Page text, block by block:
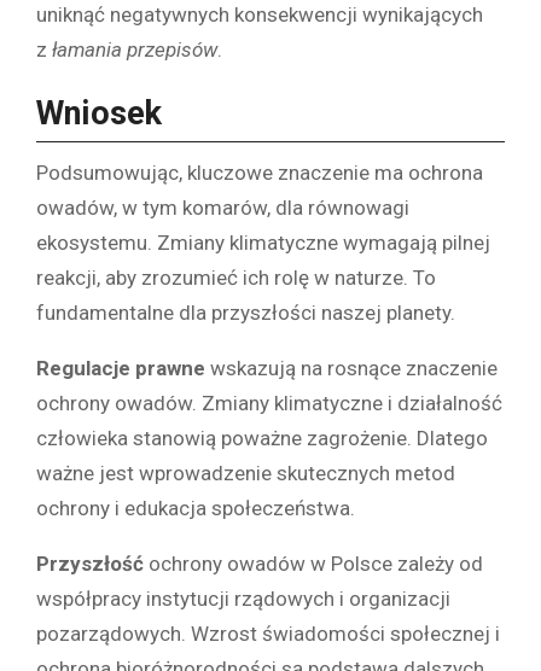
uniknąć negatywnych konsekwencji wynikających
z łamania przepisów.
Wniosek
Podsumowując, kluczowe znaczenie ma ochrona
owadów, w tym komarów, dla równowagi
ekosystemu. Zmiany klimatyczne wymagają pilnej
reakcji, aby zrozumieć ich rolę w naturze. To
fundamentalne dla przyszłości naszej planety.
Regulacje prawne wskazują na rosnące znaczenie
ochrony owadów. Zmiany klimatyczne i działalność
człowieka stanowią poważne zagrożenie. Dlatego
ważne jest wprowadzenie skutecznych metod
ochrony i edukacja społeczeństwa.
Przyszłość ochrony owadów w Polsce zależy od
współpracy instytucji rządowych i organizacji
pozarządowych. Wzrost świadomości społecznej i